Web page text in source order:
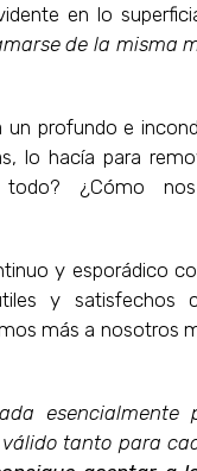
en lo
de la misma
profundo e
lo hacía para
¿Cómo
y esporádico
y satisfechos
más a nosotros
esencialmente
tanto para